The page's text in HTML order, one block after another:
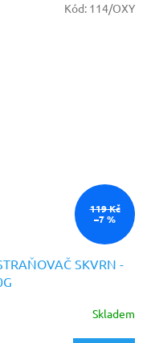
119 Kč
–7 %
SKVRN -
Skladem
Kód: 114/OXY